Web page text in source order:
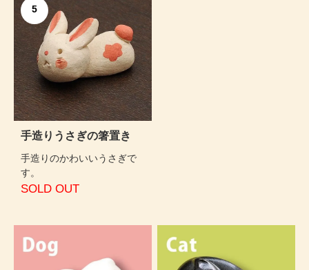
5
手造りうさぎの箸置き
手造りのかわいいうさぎで
す。
SOLD OUT